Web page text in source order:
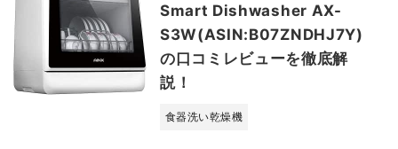
Smart Dishwasher AX-
S3W(ASIN:B07ZNDHJ7Y)
の口コミレビューを徹底解
説！
食器洗い乾燥機